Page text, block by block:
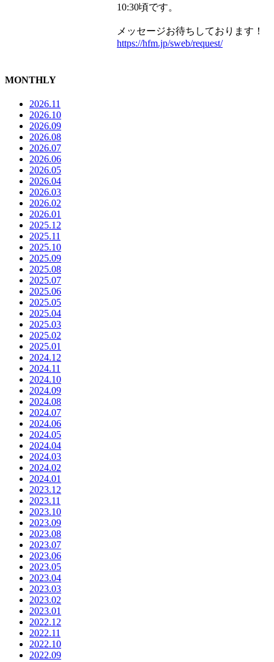
10:30頃です。
メッセージお待ちしております！
https://hfm.jp/sweb/request/
MONTHLY
2026.11
2026.10
2026.09
2026.08
2026.07
2026.06
2026.05
2026.04
2026.03
2026.02
2026.01
2025.12
2025.11
2025.10
2025.09
2025.08
2025.07
2025.06
2025.05
2025.04
2025.03
2025.02
2025.01
2024.12
2024.11
2024.10
2024.09
2024.08
2024.07
2024.06
2024.05
2024.04
2024.03
2024.02
2024.01
2023.12
2023.11
2023.10
2023.09
2023.08
2023.07
2023.06
2023.05
2023.04
2023.03
2023.02
2023.01
2022.12
2022.11
2022.10
2022.09